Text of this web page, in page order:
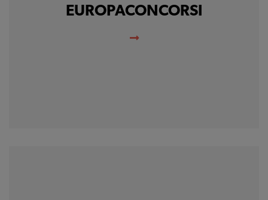
EUROPACONCORSI